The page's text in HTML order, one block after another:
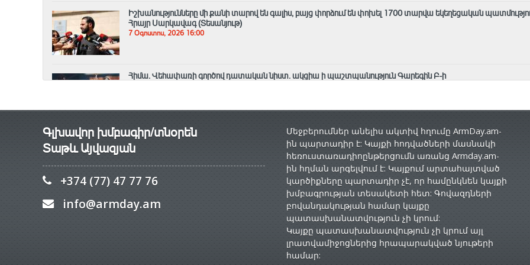
Իշխանությունները մի քանի տարով են գալիս, բայց փորձում են փոխել 1700 տարվա եկեղեցական
Հրայր Սարկավագ (Տեսանյութ)
7 Օգոստոս, 2026 16:00
Հիմա. Վեհափառի գործով դատական նիստ. ակցիա ի պաշտպանություն Գարեգին Բ-ի
Գլխավոր խմբագիր/տնօրեն
Տաթև Այվազյան
+374 (77) 47 77 76
info@armday.am
Մեջբերումներ անելիս ակտիվ հղումը ArmDay.am-
ին պարտադիր է: Կայքի հոդվածների մասնակի
հեռուստառադիոընթերցումն առանց Armday.am-
ին հղման արգելվում է: Կայքում արտահայտված
կարծիքները պարտադիր չէ, որ համընկնեն կայքի
խմբագրության տեսակետի հետ: Գովազդների
բովանդակության համար կայքը
պատասխանատվություն չի կրում:
Կայքը պատասխանատվություն չի կրում այլ
լրատվամիջոցներից հրապարակված նյութերի
համար: